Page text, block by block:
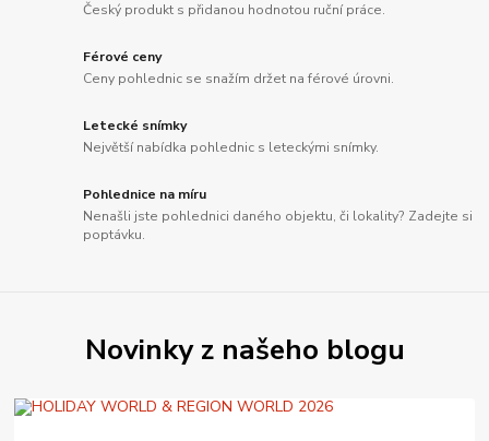
Český produkt s přidanou hodnotou ruční práce.
Férové ceny
Ceny pohlednic se snažím držet na férové úrovni.
Letecké snímky
Největší nabídka pohlednic s leteckými snímky.
Pohlednice na míru
Nenašli jste pohlednici daného objektu, či lokality? Zadejte si
poptávku.
Novinky z našeho blogu